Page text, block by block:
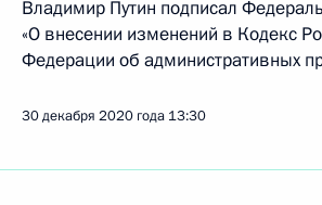
Владимир Путин подписал
«О внесении изменений в Кодекс
Федерации об административных
30 декабря 2020 года 13:30